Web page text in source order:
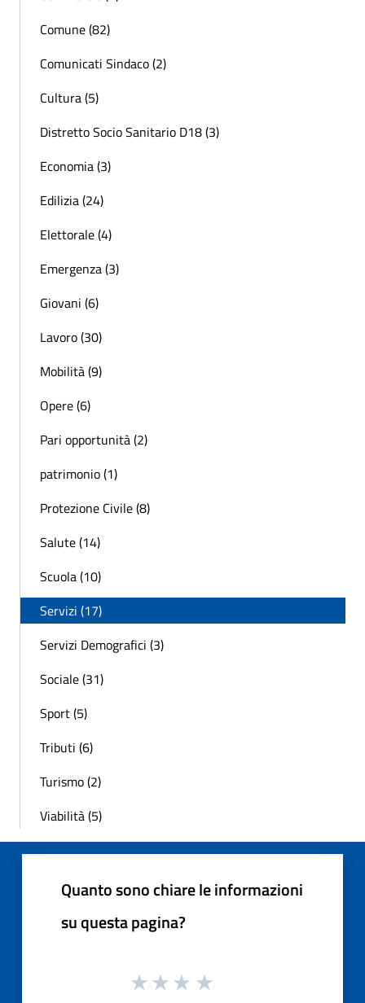
Comune (82)
Comunicati Sindaco (2)
Cultura (5)
Distretto Socio Sanitario D18 (3)
Economia (3)
Edilizia (24)
Elettorale (4)
Emergenza (3)
Giovani (6)
Lavoro (30)
Mobilità (9)
Opere (6)
Pari opportunità (2)
patrimonio (1)
Protezione Civile (8)
Salute (14)
Scuola (10)
Servizi (17)
Servizi Demografici (3)
Sociale (31)
Sport (5)
Tributi (6)
Turismo (2)
Viabilità (5)
Quanto sono chiare le informazioni
su questa pagina?